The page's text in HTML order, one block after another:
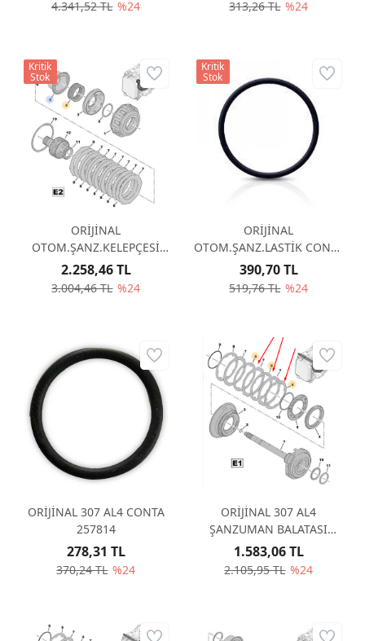
4.341,52 TL %24 313,26 TL %24
ORİJİNAL
OTOM.ŞANZ.KELEPÇESİ
231517
3.004,46 TL %24
2.258,46 TL
Kritik
Stok
ORİJİNAL
OTOM.ŞANZ.LASTİK CONTA
231251
519,76 TL %24
390,70 TL
Kritik
Stok
ORİJİNAL 307 AL4 CONTA
257814
370,24 TL %24
278,31 TL
ORİJİNAL 307 AL4
ŞANZUMAN BALATASI
2307E6
2.105,95 TL %24
1.583,06 TL